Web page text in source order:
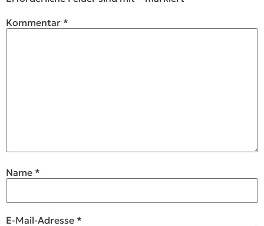
Kommentar *
Name *
E-Mail-Adresse *